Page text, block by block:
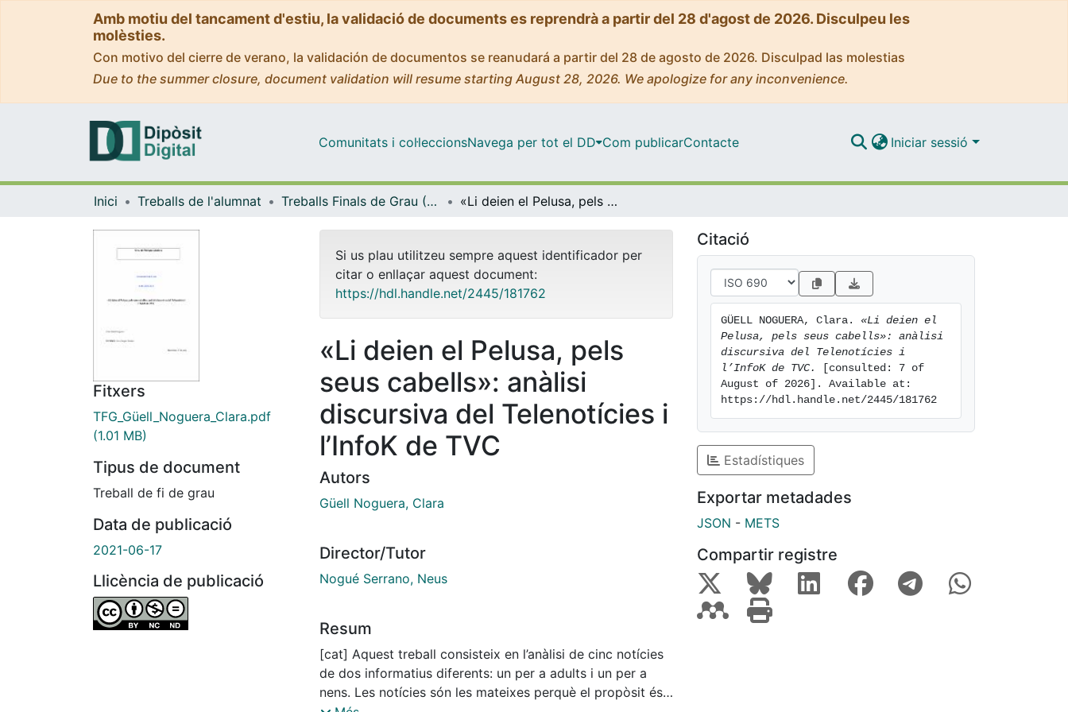
Amb motiu del tancament d'estiu, la validació de documents es reprendrà a partir del 28 d'agost de 2026. Disculpeu les
molèsties.
Con motivo del cierre de verano, la validación de documentos se reanudará a partir del 28 de agosto de 2026. Disculpad las molestias
Due to the summer closure, document validation will resume starting August 28, 2026. We apologize for any inconvenience.
Comunitats i col·leccionsNavega per tot el DD Com publicarContacte Iniciar sessió
Inici Treballs de l'alumnat Treballs Finals de Grau (TFG) - Filologia Catalana «Li deien el Pelusa, pels seus cabells»: anàlisi discursiva del Telenotícies i l’InfoK de TVC
Fitxers
TFG_Güell_Noguera_Clara.pdf
(1.01 MB)
Tipus de document
Treball de fi de grau
Data de publicació
2021-06-17
Llicència de publicació
Si us plau utilitzeu sempre aquest identificador per
citar o enllaçar aquest document:
https://hdl.handle.net/2445/181762
«Li deien el Pelusa, pels
seus cabells»: anàlisi
discursiva del Telenotícies i
l’InfoK de TVC
Autors
Güell Noguera, Clara
Director/Tutor
Nogué Serrano, Neus
Resum
[cat] Aquest treball consisteix en l’anàlisi de cinc notícies
de dos informatius diferents: un per a adults i un per a
nens. Les notícies són les mateixes perquè el propòsit és
Citació
GÜELL NOGUERA, Clara. «Li deien el
Pelusa, pels seus cabells»: anàlisi
discursiva del Telenotícies i
l’InfoK de TVC.
[consulted: 7 of
August of 2026]. Available at:
https://hdl.handle.net/2445/181762
Estadístiques
Exportar metadades
JSON - METS
Compartir registre